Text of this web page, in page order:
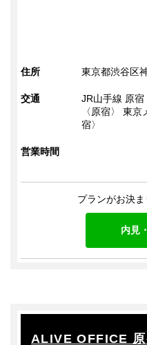
住所 東京都渋谷区
交通
JR山手線 原
〈原宿〉 東
宿〉
営業時間
プランがお決
内見
ALIVE OFFICE